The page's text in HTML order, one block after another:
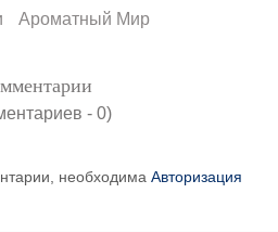
Ароматный Мир
- 0)
необходима Авторизация